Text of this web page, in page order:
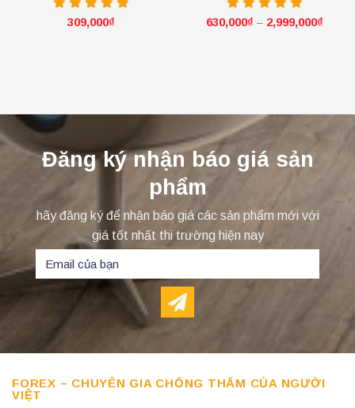
309,000₫ 630,000₫ – 2,999,000₫
Đăng ký nhận báo giá sản
phẩm
hãy đăng ký để nhận báo giá các sản phẩm mới với
giá tốt nhất thi trường hiện nay
FOREX – CHUYÊN GIA CHỐNG THẤM CỦA NGƯỜI
VIỆT